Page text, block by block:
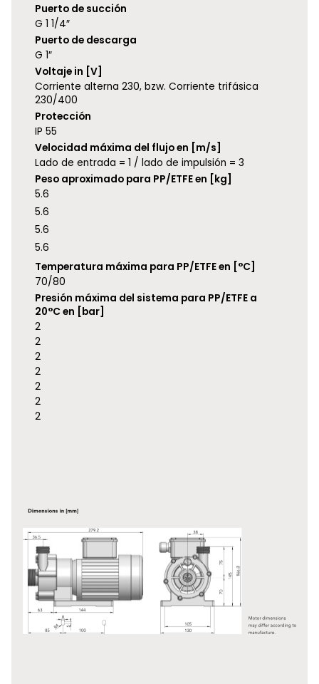
Puerto de succión
G 1 1/4″
Puerto de descarga
G 1″
Voltaje in [V]
Corriente alterna 230, bzw. Corriente trifásica
230/400
Protección
IP 55
Velocidad máxima del flujo en [m/s]
Lado de entrada = 1 / lado de impulsión = 3
Peso aproximado para PP/ETFE en [kg]
5.6
5.6
5.6
5.6
Temperatura máxima para PP/ETFE en [°C]
70/80
Presión máxima del sistema para PP/ETFE a
20°C en [bar]
2
2
2
2
2
2
2